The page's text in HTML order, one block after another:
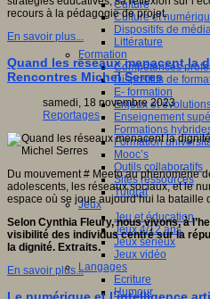
Culture
Culture et
Dispositifs de
Littérature
Formation
Compétences
Dispositifs de
E- formation
Enjeux et
Enseignement
Formations
Formation
Mooc’s
Outils collaboratifs
Sites ressources
Tutorat
Jeux
Jeu et éducation
Jeux 4/12 ans
Jeux sérieux
Jeux vidéo
Langages
Ecriture
Humour
recours à la pédagogie de projet.
En savoir plus...
Quand les réseaux menacent la
Rencontres Michel Serres
samedi, 18 novembre 2023
Reportages
Du mouvement # Meeto au phénomène
adolescents, les réseaux sociaux, et le
espace où se joue aujourd’hui la
Selon Cynthia Fleury, nous vivons, à
visibilité des individus centré sur la
la dignité. Extraits.
En savoir plus...